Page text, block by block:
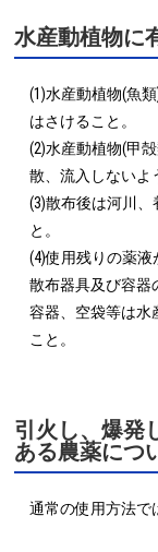
水産動植物に
(1)水産動植物(魚
はさけること。
(2)水産動植物(甲
散、流入しないよ
(3)散布後は河川
と。
(4)使用残りの薬液
散布器具及び容器
容器、空袋等は水
こと。
引火し、爆発
ある農薬につ
通常の使用方法で